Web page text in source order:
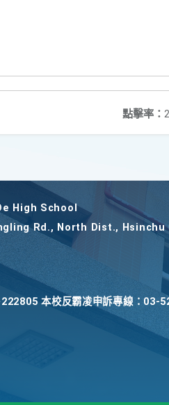
點擊率：
High School
Rd., North Dist., Hsinchu
本校反霸凌申訴專線：03-